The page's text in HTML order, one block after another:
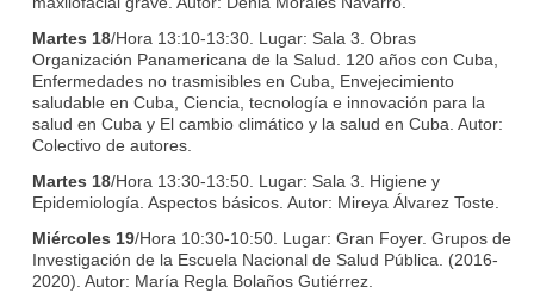
Martes 18/Hora 13:10-13:30. Lugar: Sala 3. Obras
Organización Panamericana de la Salud. 120 años con Cuba,
Enfermedades no trasmisibles en Cuba, Envejecimiento
saludable en Cuba, Ciencia, tecnología e innovación para la
salud en Cuba y El cambio climático y la salud en Cuba. Autor:
Colectivo de autores.
Martes 18/Hora 13:30-13:50. Lugar: Sala 3. Higiene y
Epidemiología. Aspectos básicos. Autor: Mireya Álvarez Toste.
Miércoles 19/Hora 10:30-10:50. Lugar: Gran Foyer. Grupos de
Investigación de la Escuela Nacional de Salud Pública. (2016-
2020). Autor: María Regla Bolaños Gutiérrez.